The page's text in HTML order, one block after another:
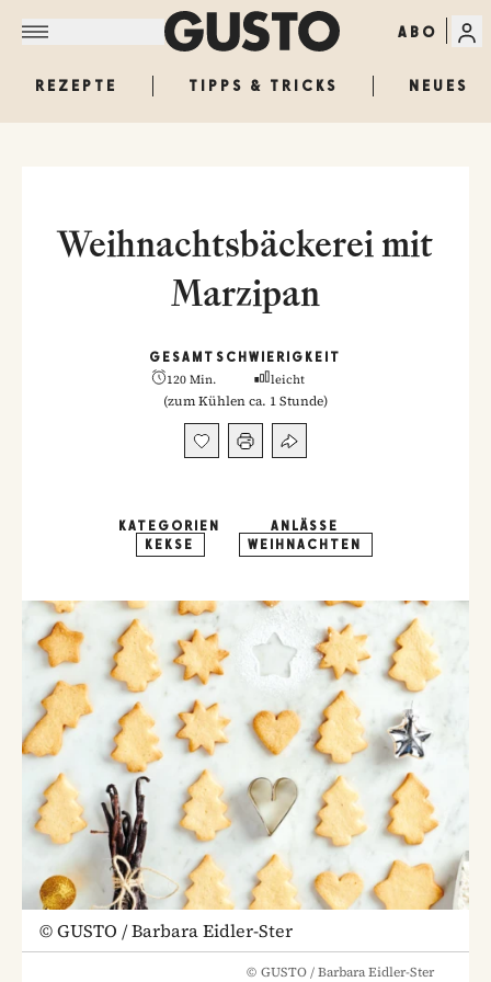
ABO
REZEPTE TIPPS & TRICKS NEUES
Weihnachtsbäckerei mit
Marzipan
GESAMT
120 Min.
SCHWIERIGKEIT
leicht
(zum Kühlen ca. 1 Stunde)
KATEGORIEN
KEKSE
ANLÄSSE
WEIHNACHTEN
©GUSTO / Barbara Eidler-Ster
© GUSTO / Barbara Eidler-Ster